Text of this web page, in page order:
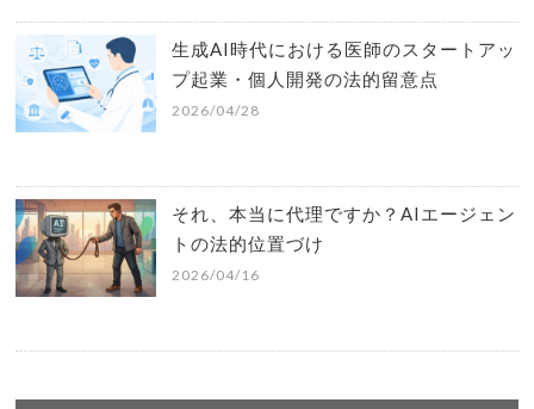
生成AI時代における医師のスタートアッ
プ起業・個人開発の法的留意点
2026/04/28
それ、本当に代理ですか？AIエージェン
トの法的位置づけ
2026/04/16